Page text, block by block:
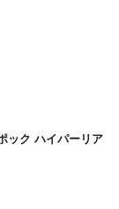
ック ハイパーリア